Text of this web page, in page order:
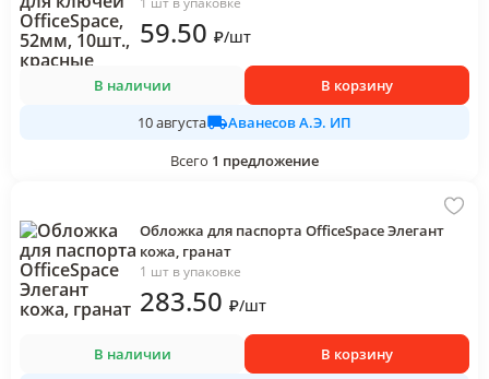
59.50 ₽/шт
В наличии
В корзину
10 августа
Аванесов А.Э. ИП
Всего 1 предложение
Обложка для паспорта OfficeSpace Элегант
кожа, гранат
1 шт в упаковке
283.50 ₽/шт
В наличии
В корзину